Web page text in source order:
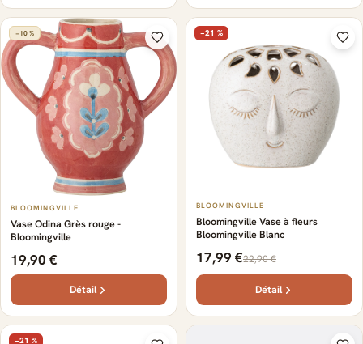
−10 %
BLOOMINGVILLE
Vase Odina Grès rouge -
Bloomingville
19,90 €
Détail
−21 %
BLOOMINGVILLE
Bloomingville Vase à fleurs
Bloomingville Blanc
17,99 €22,90 €
Détail
−21 %